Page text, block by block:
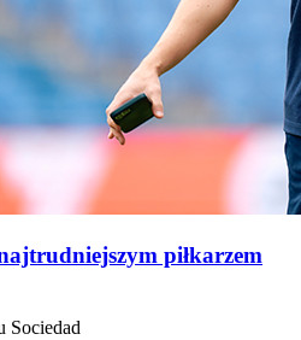
piłkarzem
Sociedad